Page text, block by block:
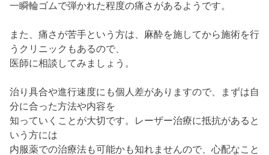
一瞬輪ゴムで弾かれた程度の痛さがあるようです。
また、痛さが苦手という方は、麻酔を施してから施術を行
うクリニックもあるので、
医師に相談してみましょう。
治り具合や進行速度にも個人差がありますので、まずは自
分に合った方法や内容を
知っていくことが大切です。レーザー治療に抵抗があると
いう方には
内服薬での治療法も可能かも知れませんので、心配なこと